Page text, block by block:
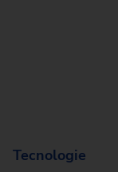
Tecnologie